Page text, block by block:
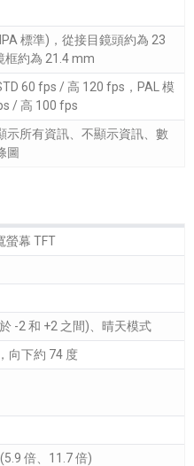
標準)，從接目鏡頭約為 23
約為 21.4 mm
60 fps / 高 120 fps，PAL 模
/ 高 100 fps
示所有資訊、不顯示資訊、數
圖
螢幕 TFT
-2 和 +2 之間)、晴天模式
向下約 74 度
倍、11.7 倍)